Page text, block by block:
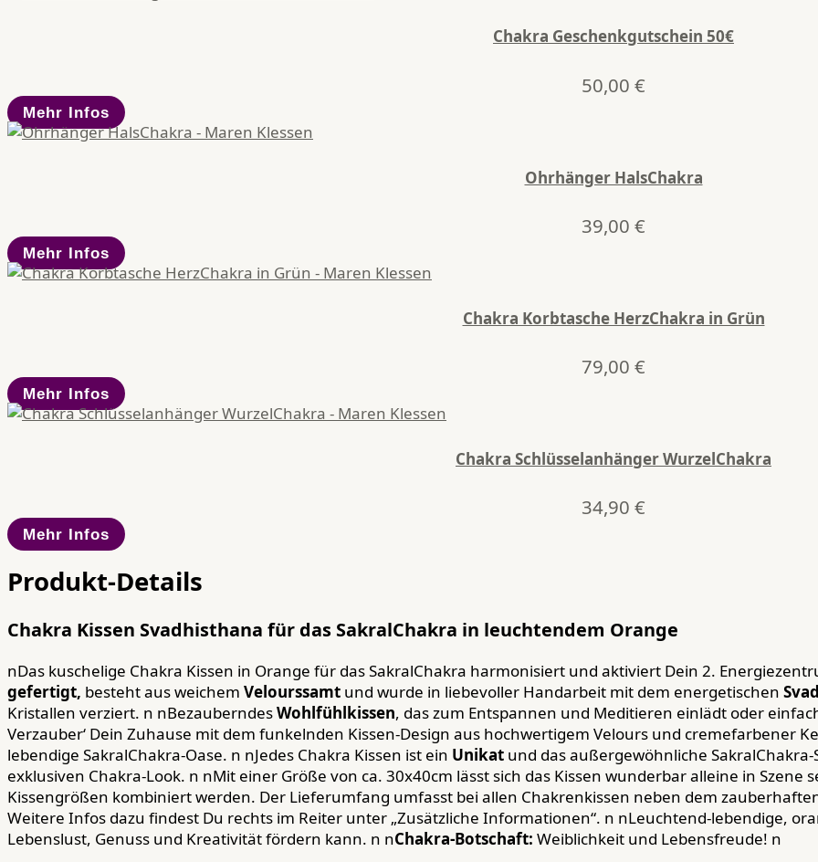
Chakra Geschenkgutschein 50€
50,00 €
Mehr Infos
Ohrhänger HalsChakra
39,00 €
Mehr Infos
Chakra Korbtasche HerzChakra in Grün
79,00 €
Mehr Infos
Chakra Schlüsselanhänger WurzelChakra
34,90 €
Mehr Infos
Produkt-Details
Chakra Kissen Svadhisthana für das SakralChakra in leuchtendem Orange
nDas kuschelige Chakra Kissen in Orange für das SakralChakra harmonisiert und aktiviert Dein 2.
gefertigt, besteht aus weichem Velourssamt und wurde in liebevoller Handarbeit mit dem energetischen
Kristallen verziert. n nBezauberndesWohlfühlkissen, das zum Entspannen und Meditieren einlädt oder
Verzauber‘ Dein Zuhause mit dem funkelnden Kissen-Design aus hochwertigem Velours und cremefarbener
lebendige SakralChakra-Oase. n nJedes Chakra Kissen ist ein Unikat und das außergewöhnliche
exklusiven Chakra-Look. n nMit einer Größe von ca. 30x40cm lässt sich das Kissen wunderbar alleine in
Kissengrößen kombiniert werden. Der Lieferumfang umfasst bei allen Chakrenkissen neben dem
Weitere Infos dazu findest Du rechts im Reiter unter „Zusätzliche Informationen“. n nLeuchtend-lebendige,
Lebenslust, Genuss und Kreativität fördern kann. n nChakra-Botschaft: Weiblichkeit und Lebensfreude! n